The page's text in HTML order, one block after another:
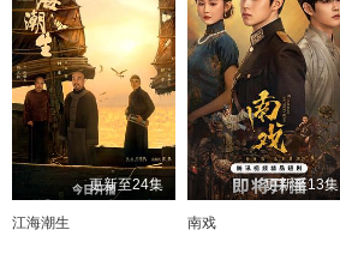
更新至24集
江海潮生
更新至13集
南戏